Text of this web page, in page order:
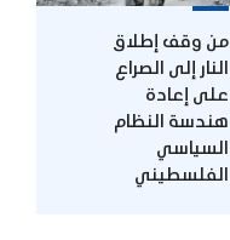
من وقف إطلاق
النار إلى الصراع
على إعادة
هندسة النظام
السياسي
الفلسطيني